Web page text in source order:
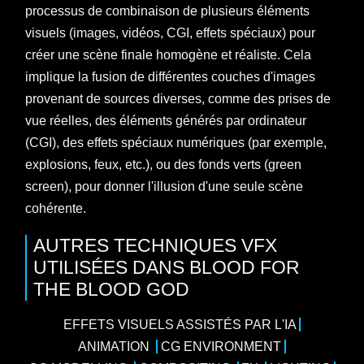
processus de combinaison de plusieurs éléments
visuels (images, vidéos, CGI, effets spéciaux) pour
créer une scène finale homogène et réaliste. Cela
implique la fusion de différentes couches d'images
provenant de sources diverses, comme des prises de
vue réelles, des éléments générés par ordinateur
(CGI), des effets spéciaux numériques (par exemple,
explosions, feux, etc.), ou des fonds verts (green
screen), pour donner l'illusion d'une seule scène
cohérente.
AUTRES TECHNIQUES VFX
UTILISÉES DANS BLOOD FOR
THE BLOOD GOD
EFFETS VISUELS ASSISTÉS PAR L'IA
ANIMATION
CG ENVIRONMENT